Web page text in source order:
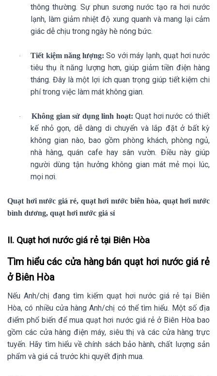
thông thường. Sự phun sương nước tạo ra hơi nước
lạnh, làm giảm nhiệt độ xung quanh và mang lại cảm
giác dễ chịu trong ngày hè nóng bức.
· Tiết kiệm năng lượng: So với máy lạnh, quạt hơi nước
tiêu thụ ít năng lượng hơn, giúp giảm tiền điện hàng
tháng. Đây là một lợi ích quan trọng giúp tiết kiệm chi
phí trong việc làm mát không gian.
· Không gian sử dụng linh hoạt: Quạt hơi nước có thiết
kế nhỏ gọn, dễ dàng di chuyển và lắp đặt ở bất kỳ
không gian nào, bao gồm phòng khách, phòng ngủ,
nhà hàng, quán cafe hay sân vườn. Điều này giúp
người dùng tận hưởng không gian mát mẻ mọi lúc,
mọi nơi.
Quạt hơi nước giá rẻ, quạt hơi nước biên hòa, quạt hơi nước
bình dương, quạt hơi nước giá sỉ
II. Quạt hơi nước giá rẻ tại Biên Hòa
Tìm hiểu các cửa hàng bán quạt hơi nước giá rẻ
ở Biên Hòa
Nếu Anh/chị đang tìm kiếm quạt hơi nước giá rẻ tại Biên
Hòa, có nhiều cửa hàng Anh/chị có thể tìm hiểu. Một số địa
điểm phổ biến để mua quạt hơi nước giá rẻ ở Biên Hòa bao
gồm các cửa hàng điện máy, siêu thị và các cửa hàng trực
tuyến. Hãy tìm hiểu về chính sách bảo hành, chất lượng sản
phẩm và giá cả trước khi quyết định mua.